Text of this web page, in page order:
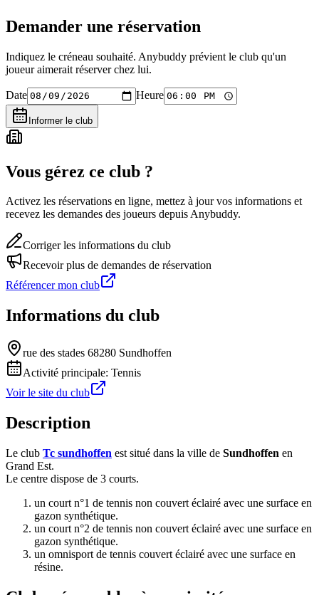
Demander une réservation
Indiquez le créneau souhaité. Anybuddy prévient le club qu'un
joueur aimerait réserver chez lui.
Date Heure
Informer le club
Vous gérez ce club ?
Activez les réservations en ligne, mettez à jour vos informations et
recevez les demandes des joueurs depuis Anybuddy.
Corriger les informations du club
Recevoir plus de demandes de réservation
Référencer mon club
Informations du club
rue des stades 68280 Sundhoffen
Activité principale: Tennis
Voir le site du club
Description
Le club Tc sundhoffen est situé dans la ville de Sundhoffen en
Grand Est.
Le centre dispose de 3 courts.
un court n°1 de tennis non couvert éclairé avec une surface en
gazon synthétique.
un court n°2 de tennis non couvert éclairé avec une surface en
gazon synthétique.
un omnisport de tennis couvert éclairé avec une surface en
résine.